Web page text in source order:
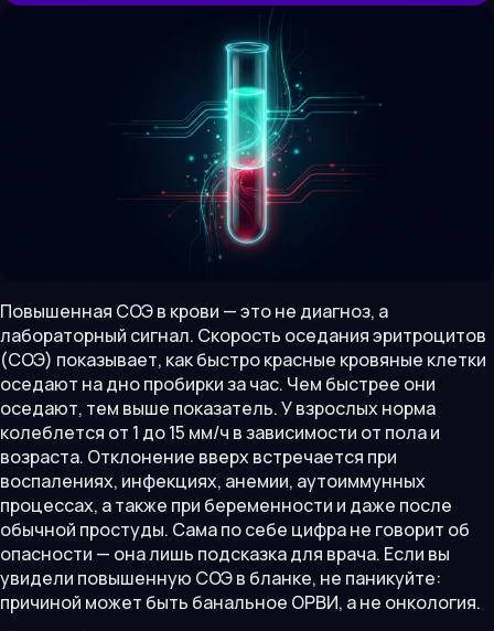
Повышенная СОЭ в крови — это не диагноз, а
лабораторный сигнал. Скорость оседания эритроцитов
(СОЭ) показывает, как быстро красные кровяные клетки
оседают на дно пробирки за час. Чем быстрее они
оседают, тем выше показатель. У взрослых норма
колеблется от 1 до 15 мм/ч в зависимости от пола и
возраста. Отклонение вверх встречается при
воспалениях, инфекциях, анемии, аутоиммунных
процессах, а также при беременности и даже после
обычной простуды. Сама по себе цифра не говорит об
опасности — она лишь подсказка для врача. Если вы
увидели повышенную СОЭ в бланке, не паникуйте:
причиной может быть банальное ОРВИ, а не онкология.